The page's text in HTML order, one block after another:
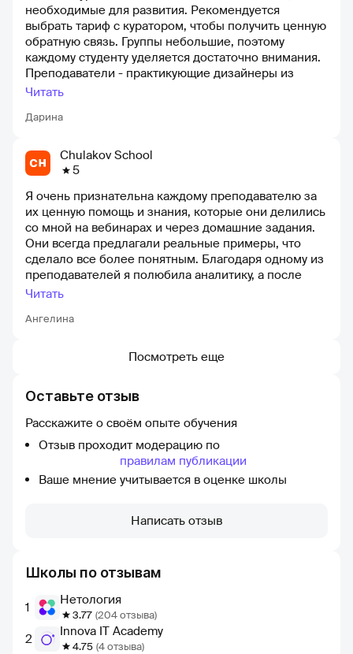
Оставьте отзыв
Расскажите о своём опыте обучения
Отзыв проходит модерацию по
правилам публикации
Ваше мнение учитывается в оценке школы
Написать отзыв
Школы по отзывам
1 Нетология
3.77 (204 отзыва)
2 Innova IT Academy
4.75 (4 отзыва)
Дарина
необходимые для развития. Рекомендуется
выбрать тариф с куратором, чтобы получить ценную
обратную связь. Группы небольшие, поэтому
каждому студенту уделяется достаточно внимания.
Преподаватели - практикующие дизайнеры из
студии. Система рейтингов стимулирует
Нагрузка адекватная, что позволяет легко сочетать
Читать
Chulakov School
5
Ангелина
Я очень признательна каждому преподавателю за
их ценную помощь и знания, которые они делились
со мной на вебинарах и через домашние задания.
Они всегда предлагали реальные примеры, что
сделало все более понятным. Благодаря одному из
преподавателей я полюбила аналитику, а после
уроков по аналитике я также полюбила UI-дизайн,
порядок следовать. Преподаватель Юлия просто
способности заинтересовать студентов. Я просто
получила много полезной информации от каждого
из них через домашние задания. Огромная
Читать
Посмотреть еще